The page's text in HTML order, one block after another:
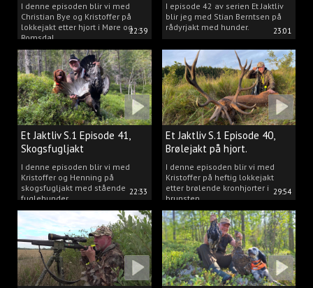
22:39
I denne episoden blir vi med
Christian Bye og Kristoffer på
lokkejakt etter hjort i Møre og
Romsdal.
23:01
I episode 42 av serien Et Jaktliv
blir jeg med Stian Berntsen på
rådyrjakt med hunder.
22:33
Et Jaktliv S.1 Episode 41,
Skogsfugljakt
I denne episoden blir vi med
Kristoffer og Henning på
skogsfugljakt med stående
fuglehunder.
29:54
Et Jaktliv S.1 Episode 40,
Brølejakt på hjort.
I denne episoden blir vi med
Kristoffer på heftig lokkejakt
etter brølende kronhjorter i
brunsten.